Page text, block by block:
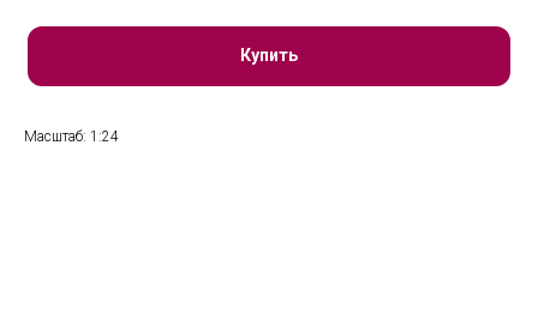
Купить
Масштаб: 1:24